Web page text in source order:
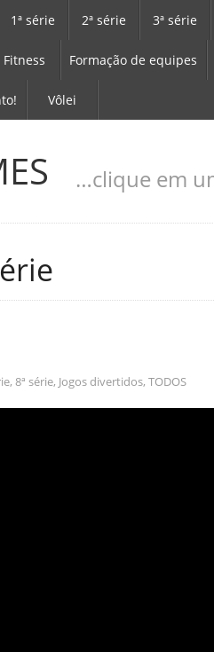
1ª série 2ª série 3ª série
Fitness Formação de equipes
Vôlei
…clique em
, 8ª série, Jogos divertidos, TODOS